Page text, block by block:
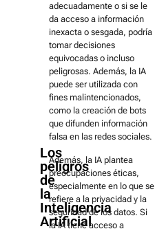
Los
peligros
de
la
Inteligencia
Artificial
adecuadamente o si se le
da acceso a información
inexacta o sesgada, podría
tomar decisiones
equivocadas o incluso
peligrosas. Además, la IA
puede ser utilizada con
fines malintencionados,
como la creación de bots
que difunden información
falsa en las redes sociales.
Además, la IA plantea
preocupaciones éticas,
especialmente en lo que se
refiere a la privacidad y la
seguridad de los datos. Si
la IA tiene acceso a